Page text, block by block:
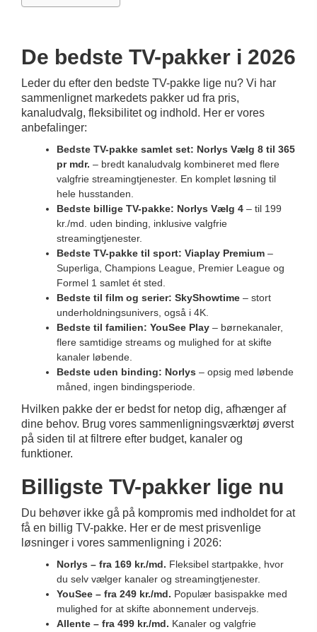
De bedste TV-pakker i 2026
Leder du efter den bedste TV-pakke lige nu? Vi har
sammenlignet markedets pakker ud fra pris,
kanaludvalg, fleksibilitet og indhold. Her er vores
anbefalinger:
Bedste TV-pakke samlet set: Norlys Vælg 8 til 365
pr mdr. – bredt kanaludvalg kombineret med flere
valgfrie streamingtjenester. En komplet løsning til
hele husstanden.
Bedste billige TV-pakke: Norlys Vælg 4 – til 199
kr./md. uden binding, inklusive valgfrie
streamingtjenester.
Bedste TV-pakke til sport: Viaplay Premium –
Superliga, Champions League, Premier League og
Formel 1 samlet ét sted.
Bedste til film og serier: SkyShowtime – stort
underholdningsunivers, også i 4K.
Bedste til familien: YouSee Play – børnekanaler,
flere samtidige streams og mulighed for at skifte
kanaler løbende.
Bedste uden binding: Norlys – opsig med løbende
måned, ingen bindingsperiode.
Hvilken pakke der er bedst for netop dig, afhænger af
dine behov. Brug vores sammenligningsværktøj øverst
på siden til at filtrere efter budget, kanaler og
funktioner.
Billigste TV-pakker lige nu
Du behøver ikke gå på kompromis med indholdet for at
få en billig TV-pakke. Her er de mest prisvenlige
løsninger i vores sammenligning i 2026:
Norlys – fra 169 kr./md. Fleksibel startpakke, hvor
du selv vælger kanaler og streamingtjenester.
YouSee – fra 249 kr./md. Populær basispakke med
mulighed for at skifte abonnement undervejs.
Allente – fra 499 kr./md. Kanaler og valgfrie